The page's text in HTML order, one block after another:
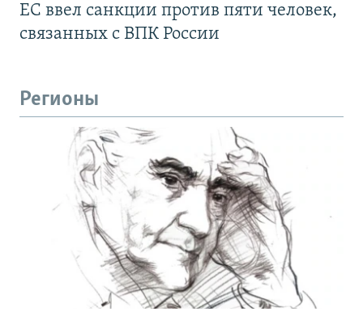
ЕС ввел санкции против пяти человек,
связанных с ВПК России
Регионы